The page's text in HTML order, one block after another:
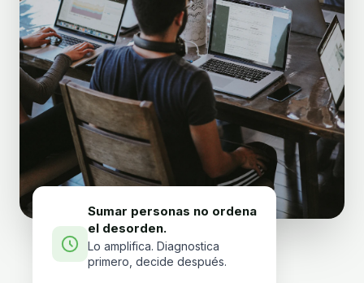
Sumar personas no ordena
el desorden.
Lo amplifica. Diagnostica
primero, decide después.